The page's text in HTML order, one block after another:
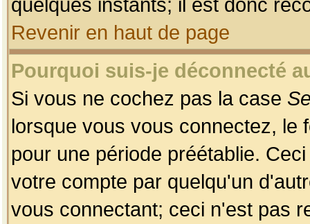
Revenir en haut de page
Pourquoi suis-je déconnecté
Si vous ne cochez pas la case
lorsque vous vous connectez, le
pour une période préétablie.
votre compte par quelqu'un
vous connectant; ceci n'est pas